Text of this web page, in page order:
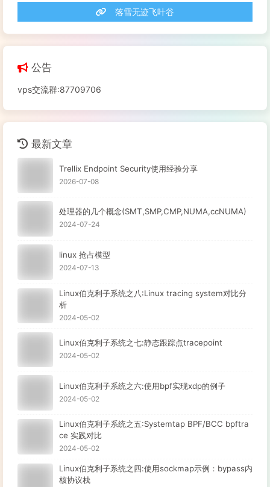
落雪无迹飞叶谷
公告
vps交流群:87709706
最新文章
Trellix Endpoint Security使用经验分享
2026-07-08
处理器的几个概念(SMT,SMP,CMP,NUMA,ccNUMA)
2024-07-24
linux 抢占模型
2024-07-13
Linux伯克利子系统之八:Linux tracing system对比分
析
2024-05-02
Linux伯克利子系统之七:静态跟踪点tracepoint
2024-05-02
Linux伯克利子系统之六:使用bpf实现xdp的例子
2024-05-02
Linux伯克利子系统之五:Systemtap BPF/BCC bpftra
ce 实践对比
2024-05-02
Linux伯克利子系统之四:使用sockmap示例：bypass内
核协议栈